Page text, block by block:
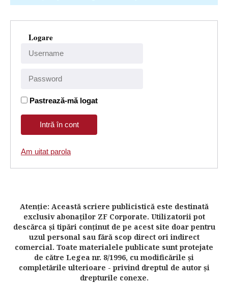
Logare
Pastrează-mă logat
Am uitat parola
Atenţie: Această scriere publicistică este destinată
exclusiv abonaţilor ZF Corporate. Utilizatorii pot
descărca şi tipări conţinut de pe acest site doar pentru
uzul personal sau fără scop direct ori indirect
comercial. Toate materialele publicate sunt protejate
de către Legea nr. 8/1996, cu modificările şi
completările ulterioare - privind dreptul de autor şi
drepturile conexe.